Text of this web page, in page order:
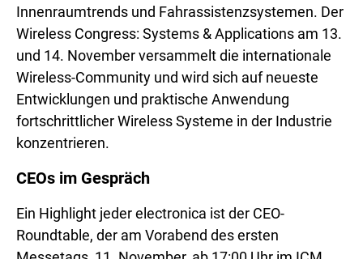
Innenraumtrends und Fahrassistenzsystemen. Der
Wireless Congress: Systems & Applications am 13.
und 14. November versammelt die internationale
Wireless-Community und wird sich auf neueste
Entwicklungen und praktische Anwendung
fortschrittlicher Wireless Systeme in der Industrie
konzentrieren.
CEOs im Gespräch
Ein Highlight jeder electronica ist der CEO-
Roundtable, der am Vorabend des ersten